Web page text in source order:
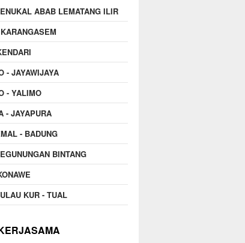
ABAB LEMATANG ILIR
- JAYAWIJAYA
- YALIMO
- JAYAPURA
- BADUNG
BINTANG
KUR - TUAL